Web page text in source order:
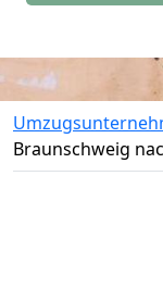
Braunschweig